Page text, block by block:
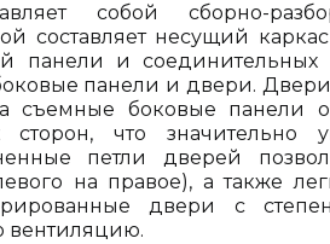
собой сборно-
составляет несущий
панели и
панели и двери.
съемные боковые панели
что значительно
петли дверей
на правое), а также
двери с
вентиляцию.